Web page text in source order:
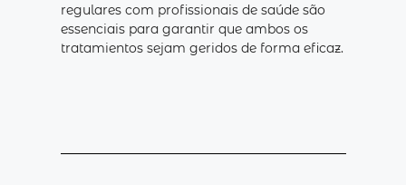
regulares com profissionais de saúde são
essenciais para garantir que ambos os
tratamientos sejam geridos de forma eficaz.